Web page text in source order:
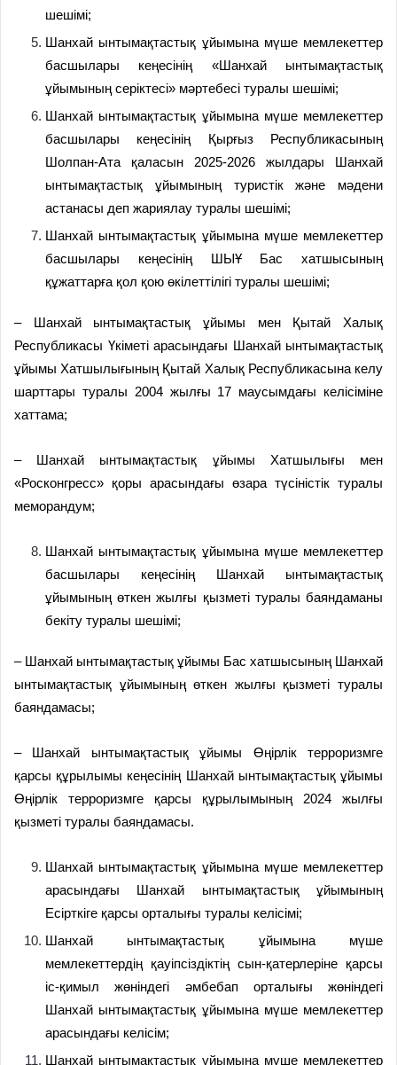
шешімі;
Шанхай ынтымақтастық ұйымына мүше мемлекеттер
басшылары кеңесінің «Шанхай ынтымақтастық
ұйымының серіктесі» мәртебесі туралы шешімі;
Шанхай ынтымақтастық ұйымына мүше мемлекеттер
басшылары кеңесінің Қырғыз Республикасының
Шолпан-Ата қаласын 2025-2026 жылдары Шанхай
ынтымақтастық ұйымының туристік және мәдени
астанасы деп жариялау туралы шешімі;
Шанхай ынтымақтастық ұйымына мүше мемлекеттер
басшылары кеңесінің ШЫҰ Бас хатшысының
құжаттарға қол қою өкілеттілігі туралы шешімі;
– Шанхай ынтымақтастық ұйымы мен Қытай Халық
Республикасы Үкіметі арасындағы Шанхай ынтымақтастық
ұйымы Хатшылығының Қытай Халық Республикасына келу
шарттары туралы 2004 жылғы 17 маусымдағы келісіміне
хаттама;
– Шанхай ынтымақтастық ұйымы Хатшылығы мен
«Росконгресс» қоры арасындағы өзара түсіністік туралы
меморандум;
Шанхай ынтымақтастық ұйымына мүше мемлекеттер
басшылары кеңесінің Шанхай ынтымақтастық
ұйымының өткен жылғы қызметі туралы баяндаманы
бекіту туралы шешімі;
– Шанхай ынтымақтастық ұйымы Бас хатшысының Шанхай
ынтымақтастық ұйымының өткен жылғы қызметі туралы
баяндамасы;
– Шанхай ынтымақтастық ұйымы Өңірлік терроризмге
қарсы құрылымы кеңесінің Шанхай ынтымақтастық ұйымы
Өңірлік терроризмге қарсы құрылымының 2024 жылғы
қызметі туралы баяндамасы.
Шанхай ынтымақтастық ұйымына мүше мемлекеттер
арасындағы Шанхай ынтымақтастық ұйымының
Есірткіге қарсы орталығы туралы келісімі;
Шанхай ынтымақтастық ұйымына мүше
мемлекеттердің қауіпсіздіктің сын-қатерлеріне қарсы
іс-қимыл жөніндегі әмбебап орталығы жөніндегі
Шанхай ынтымақтастық ұйымына мүше мемлекеттер
арасындағы келісім;
Шанхай ынтымақтастық ұйымына мүше мемлекеттер